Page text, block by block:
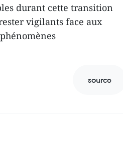
durant cette transition
vigilants face aux
source